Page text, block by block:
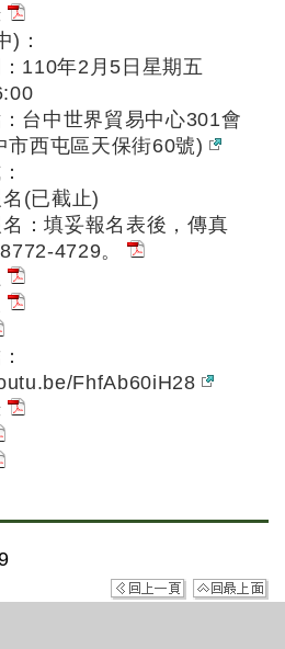
)：
110年2月5日星期五
台中世界貿易中心301會
市西屯區天保街60號)
(已截止)
：填妥報名表後，傳真
4729。
FhfAb60iH28